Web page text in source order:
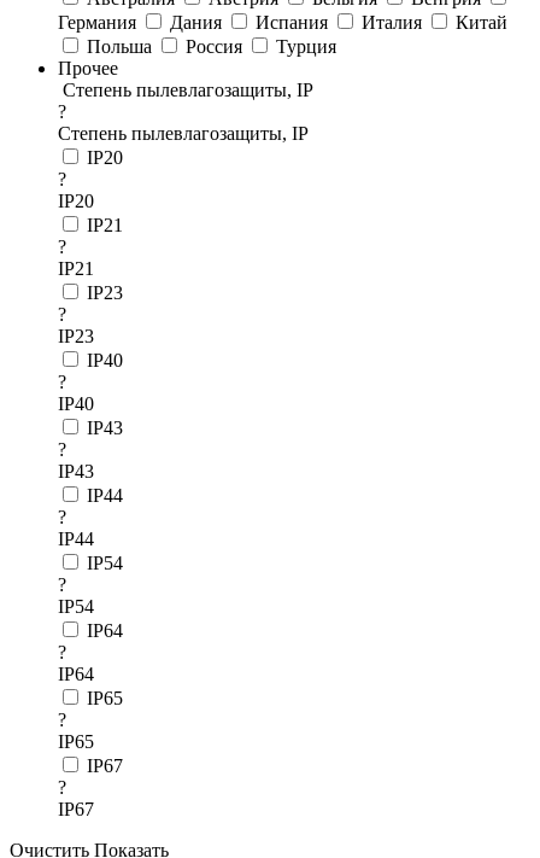
Германия
Дания Испания Италия
Китай
Польша
Россия
Турция
Прочее
Степень пылевлагозащиты, IP
?
Степень пылевлагозащиты, IP
IP20
?
IP20
IP21
?
IP21
IP23
?
IP23
IP40
?
IP40
IP43
?
IP43
IP44
?
IP44
IP54
?
IP54
IP64
?
IP64
IP65
?
IP65
IP67
?
IP67
Очистить Показать